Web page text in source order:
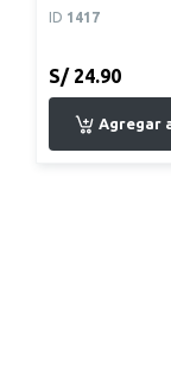
ID 1417
S/ 24.90